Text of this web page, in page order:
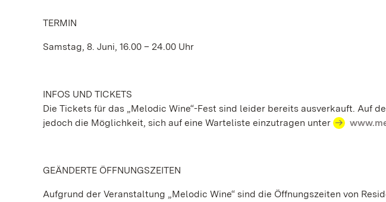
TERMIN
Samstag, 8. Juni, 16.00 – 24.00 Uhr
INFOS UND TICKETS
Die Tickets für das „Melodic Wine“-Fest sind leider bereits ausverkauft. Auf
jedoch die Möglichkeit, sich auf eine Warteliste einzutragen unter
GEÄNDERTE ÖFFNUNGSZEITEN
Aufgrund der Veranstaltung „Melodic Wine“ sind die Öffnungszeiten von